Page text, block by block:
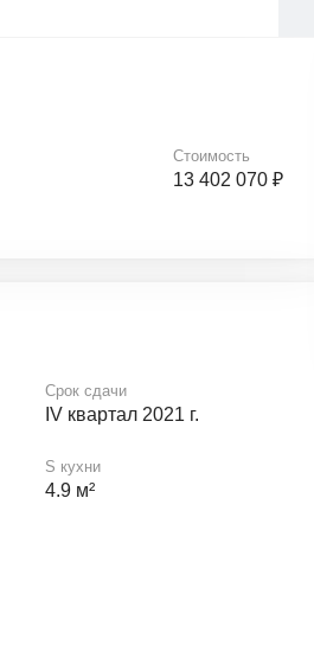
Стоимость
13 402 070 ₽
Срок сдачи
IV квартал 2021 г.
S кухни
4.9 м²